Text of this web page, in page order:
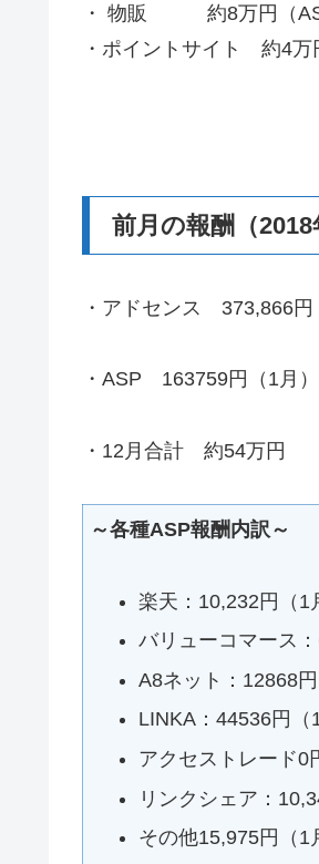
・ 物販 約8万円（ASP
・ポイントサイト 約4万
前月の報酬（2018
・アドセンス 373,866円
・ASP 163759円（1月）
・12月合計 約54万円
～各種ASP報酬内訳～
楽天：10,232円（1
バリューコマース
A8ネット：12868
LINKA：44536円（
アクセストレード0
リンクシェア：
その他15,975円（1